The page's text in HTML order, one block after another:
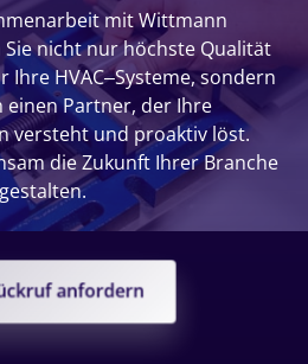
mit
Sie nicht nur höchste
Qualität
Ihre HVAC‒Systeme,
einen Partner, der
versteht und proaktiv
die Zukunft Ihrer
gestalten.
anfordern